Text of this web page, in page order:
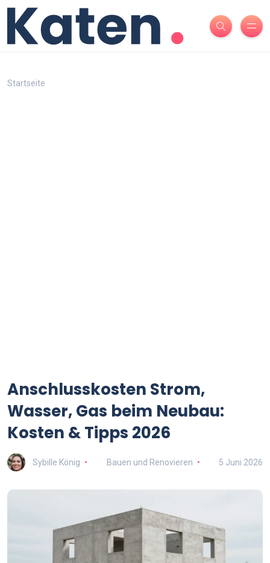
Startseite
Anschlusskosten Strom,
Wasser, Gas beim Neubau:
Kosten & Tipps 2026
Sybille König Bauen und Renovieren 5 Juni 2026